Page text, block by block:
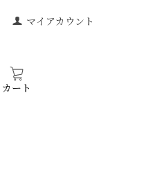
マイアカウント
カート